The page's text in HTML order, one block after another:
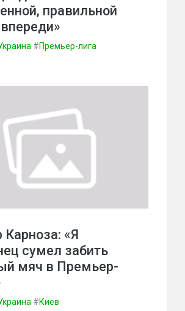
правильной
#Премьер-лига
Карноза: «Я
сумел забить
мяч в Премьер-
#Киев